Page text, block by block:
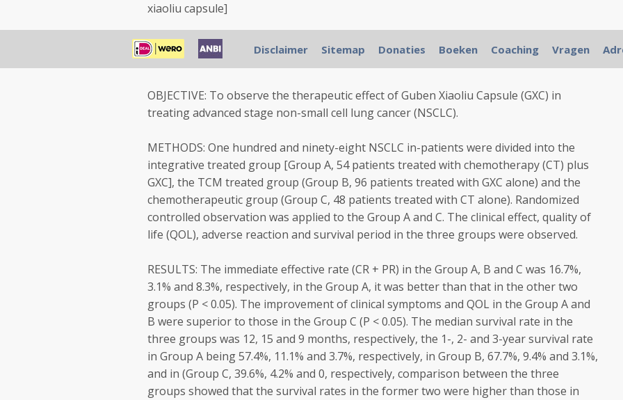
xiaoliu capsule]
Wang XM, Xin H, Yang Z, Zhao W, Yang G, Liu J, Tang W, Zhang Q, Han D, Yu R.
Department of Oncology, Beijing Hospital of TCM, Beijing. ntxmloo@sina.com
OBJECTIVE: To observe the therapeutic effect of Guben Xiaoliu Capsule (GXC) in
treating advanced stage non-small cell lung cancer (NSCLC).
METHODS: One hundred and ninety-eight NSCLC in-patients were divided into the
integrative treated group [Group A, 54 patients treated with chemotherapy (CT) plus
GXC], the TCM treated group (Group B, 96 patients treated with GXC alone) and the
chemotherapeutic group (Group C, 48 patients treated with CT alone). Randomized
controlled observation was applied to the Group A and C. The clinical effect, quality of
life (QOL), adverse reaction and survival period in the three groups were observed.
RESULTS: The immediate effective rate (CR + PR) in the Group A, B and C was 16.7%,
3.1% and 8.3%, respectively, in the Group A, it was better than that in the other two
groups (P < 0.05). The improvement of clinical symptoms and QOL in the Group A and
B were superior to those in the Group C (P < 0.05). The median survival rate in the
three groups was 12, 15 and 9 months, respectively, the 1-, 2- and 3-year survival rate
in Group A being 57.4%, 11.1% and 3.7%, respectively, in Group B, 67.7%, 9.4% and 3.1%,
and in (Group C, 39.6%, 4.2% and 0, respectively, comparison between the three
groups showed that the survival rates in the former two were higher than those in
Disclaimer Sitemap Donaties Boeken Coaching Vragen